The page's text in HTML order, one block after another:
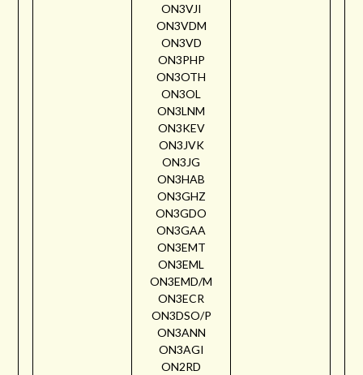
ON3VJI
ON3VDM
ON3VD
ON3PHP
ON3OTH
ON3OL
ON3LNM
ON3KEV
ON3JVK
ON3JG
ON3HAB
ON3GHZ
ON3GDO
ON3GAA
ON3EMT
ON3EML
ON3EMD/M
ON3ECR
ON3DSO/P
ON3ANN
ON3AGI
ON2RD